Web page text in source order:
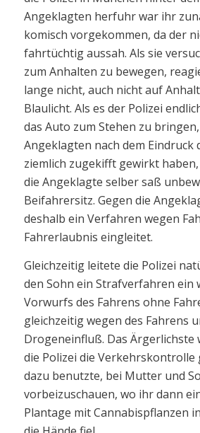
Angeklagten herfuhr war ihr
komisch vorgekommen, da der
fahrtüchtig aussah. Als sie
zum Anhalten zu bewegen,
lange nicht, auch nicht auf
Blaulicht. Als es der Polizei
das Auto zum Stehen zu
Angeklagten nach dem Eindruck
ziemlich zugekifft gewirkt
die Angeklagte selber saß
Beifahrersitz. Gegen die
deshalb ein Verfahren wegen
Fahrerlaubnis eingleitet.
Gleichzeitig leitete die Polizei
den Sohn ein Strafverfahren ein
Vorwurfs des Fahrens ohne
gleichzeitig wegen des Fahrens
Drogeneinfluß. Das Ärgerlichste
die Polizei die Verkehrskontrolle
dazu benutzte, bei Mutter und
vorbeizuschauen, wo ihr dann
Plantage mit Cannabispflanzen